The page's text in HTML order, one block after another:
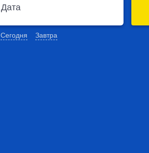
Дата
Сегодня Завтра